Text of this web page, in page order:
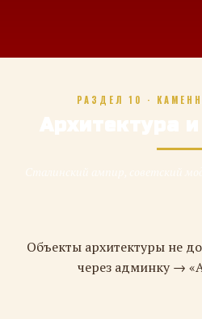
РАЗДЕЛ 10 ·
Архитектура
Объекты архитектуры не
через админку →